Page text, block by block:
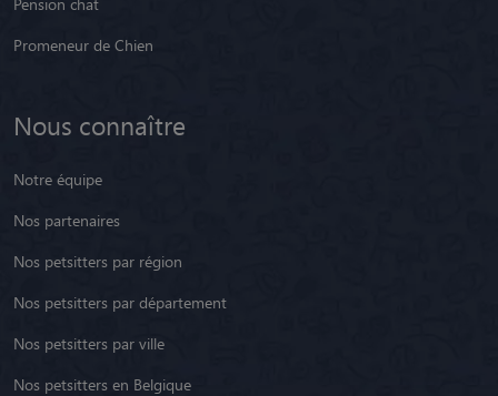
Promeneur de Chien
Nous connaître
Notre équipe
Nos partenaires
Nos petsitters par région
Nos petsitters par département
Nos petsitters par ville
Nos petsitters en Belgique